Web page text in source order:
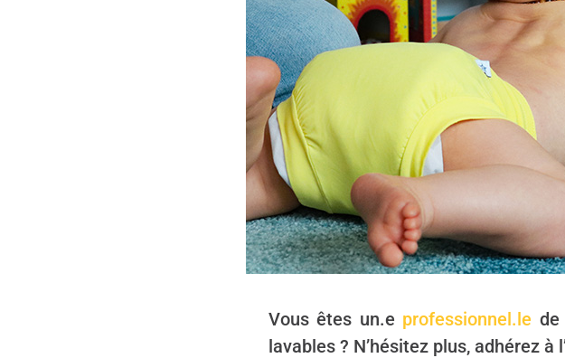
Vous êtes un.e professionnel.le
lavables ? N’hésitez plus, adhérez à